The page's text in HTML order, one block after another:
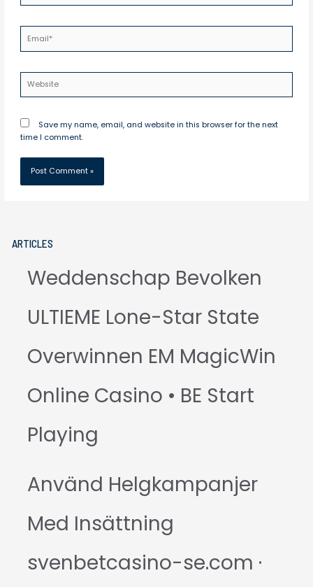
Save my name, email, and website in this browser for the next
time I comment.
ARTICLES
Weddenschap Bevolken
ULTIEME Lone-Star State
Overwinnen EM MagicWin
Online Casino • BE Start
Playing
Använd Helgkampanjer
Med Insättning
svenbetcasino-se.com ·